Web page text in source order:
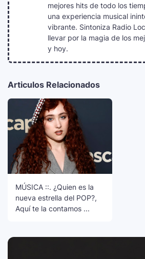
mejores hits de todo los
una experiencia musical
vibrante. Sintoniza Radio
llevar por la magia de los
y hoy.
Articulos Relacionados
MÚSICA ::. ¿Quien es la
nueva estrella del POP?,
Aquí te la contamos ...